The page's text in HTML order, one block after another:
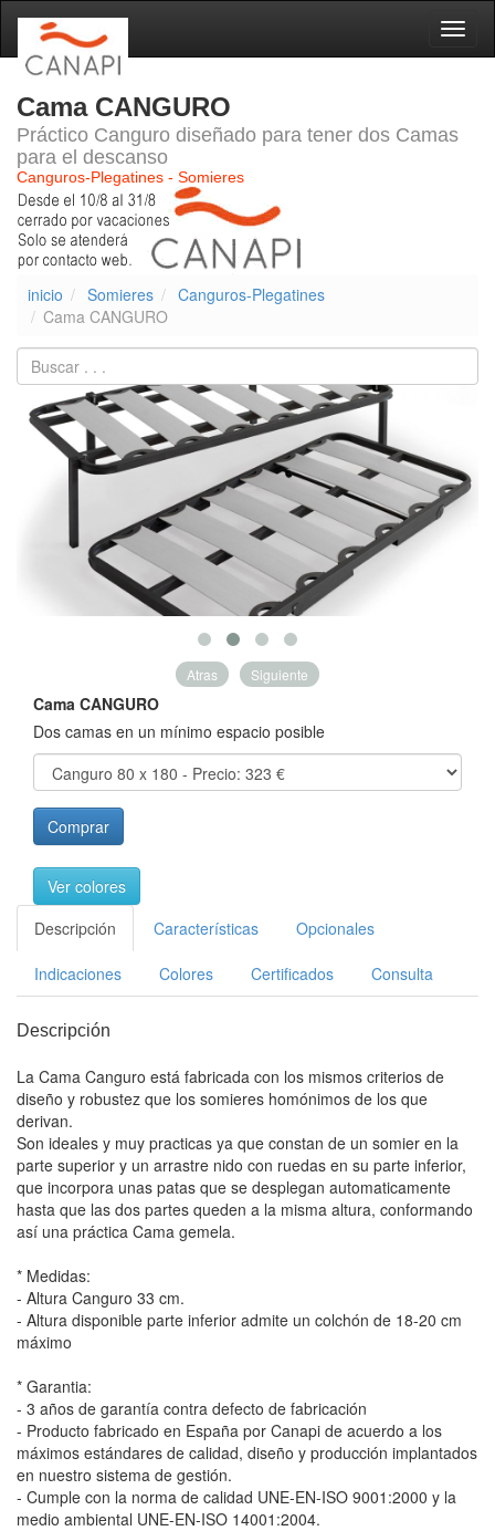
Cama CANGURO
Práctico Canguro diseñado para tener dos Camas
para el descanso
Canguros-Plegatines - Somieres
inicio Somieres
Canguros-Plegatines
Cama CANGURO
Atras Siguiente
Cama CANGURO
Dos camas en un mínimo espacio posible
Comprar
Ver colores
Descripción
Características Opcionales
Indicaciones Colores Certificados Consulta
Descripción
La Cama Canguro está fabricada con los mismos criterios de
diseño y robustez que los somieres homónimos de los que
derivan.
Son ideales y muy practicas ya que constan de un somier en la
parte superior y un arrastre nido con ruedas en su parte inferior,
que incorpora unas patas que se desplegan automaticamente
hasta que las dos partes queden a la misma altura, conformando
así una práctica Cama gemela.
* Medidas:
- Altura Canguro 33 cm.
- Altura disponible parte inferior admite un colchón de 18-20 cm
máximo
* Garantia:
- 3 años de garantía contra defecto de fabricación
- Producto fabricado en España por Canapi de acuerdo a los
máximos estándares de calidad, diseño y producción implantados
en nuestro sistema de gestión.
- Cumple con la norma de calidad UNE-EN-ISO 9001:2000 y la
medio ambiental UNE-EN-ISO 14001:2004.